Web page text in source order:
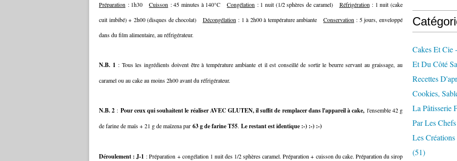
Préparation : 1h30Cuisson : 45 minutes à 140°CCongélation : 1 nuit (1/2 sphères de caramel) Réfrigération : 1 nuit (cake
cuit imbibé) + 2h00 (disques de chocolat) Décongélation : 1 à 2h00 à température ambiante Conservation : 5 jours, enveloppé
dans du film alimentaire, au réfrigérateur.
N.B. 1 : Tous les ingrédients doivent être à température ambiante et il est conseillé de sortir le beurre servant au graissage, au
caramel ou au cake au moins 2h00 avant du réfrigérateur.
N.B. 2 : Pour ceux qui souhaitent le réaliser AVEC GLUTEN, il suffit de remplacer dans l'appareil à cake, l'ensemble 42 g
de farine de maïs + 21 g de maïzena par 63 g de farine T55. Le restant est identique :-) :-) :-)
Déroulement : J-1 : Préparation + congélation 1 nuit des 1/2 sphères caramel. Préparation + cuisson du cake. Préparation du sirop
Cakes Et Cie
Et Du Côté
Recettes
Cookies,
La Pâtisserie
Par Les Chefs
Les
(51)